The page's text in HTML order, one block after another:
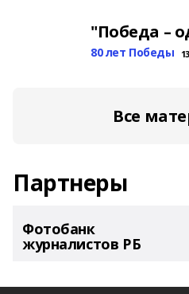
"Победа –
80 лет Победы
Все
Партнеры
Фотобанк
журналистов РБ